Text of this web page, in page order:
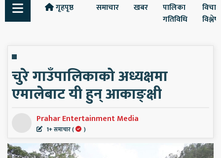
गृहपृष्ठ समाचार खबर
पालिका
गतिविधि
चुरे गाउँपालिकाको अध्यक्षमा
एमालेबाट यी हुन् आकाङ्क्षी
Prahar Entertainment Media
1+ समाचार ( )